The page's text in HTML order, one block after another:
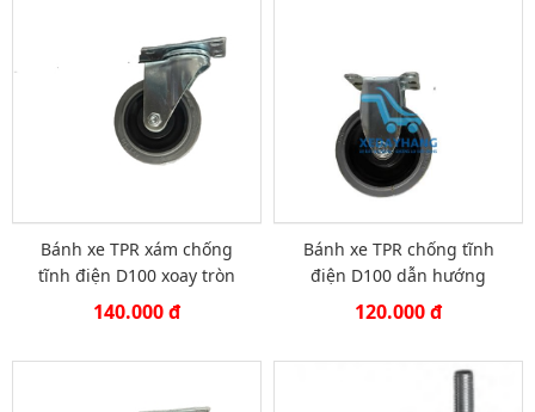
Bánh xe TPR xám chống
tĩnh điện D100 xoay tròn
140.000 đ
Bánh xe TPR chống tĩnh
điện D100 dẫn hướng
120.000 đ